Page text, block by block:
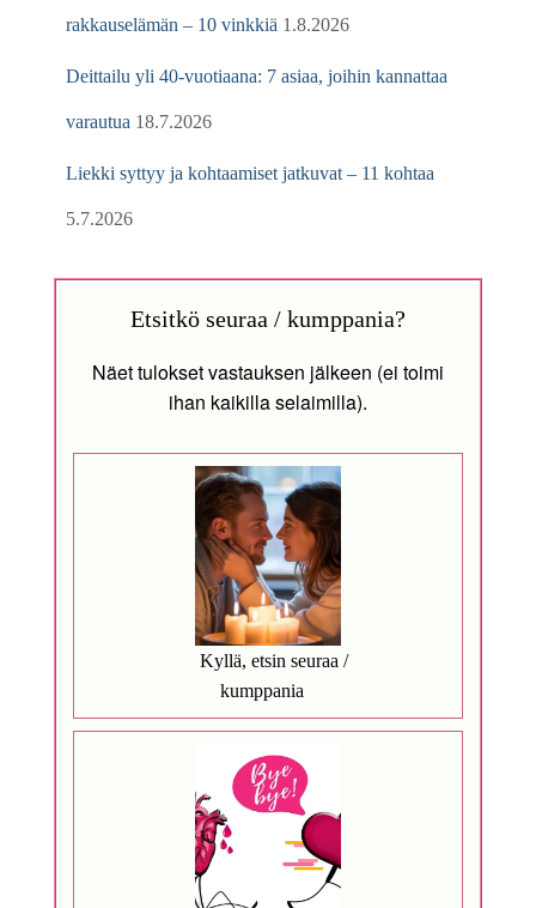
rakkauselämän – 10 vinkkiä 1.8.2026
Deittailu yli 40-vuotiaana: 7 asiaa, joihin kannattaa
varautua 18.7.2026
Liekki syttyy ja kohtaamiset jatkuvat – 11 kohtaa
5.7.2026
Etsitkö seuraa / kumppania?
Näet tulokset vastauksen jälkeen (ei toimi
ihan kaikilla selaimilla).
Kyllä, etsin seuraa /
kumppania